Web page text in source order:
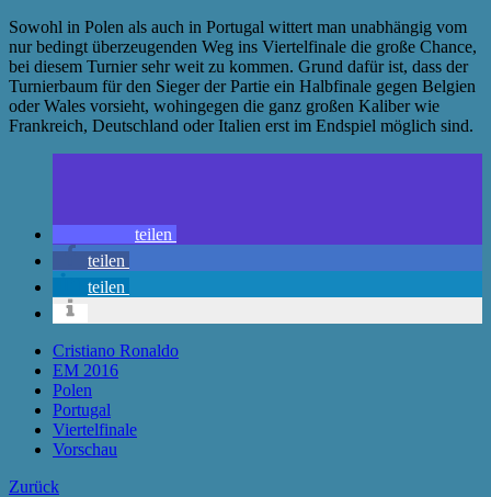
Sowohl in Polen als auch in Portugal wittert man unabhängig vom
nur bedingt überzeugenden Weg ins Viertelfinale die große Chance,
bei diesem Turnier sehr weit zu kommen. Grund dafür ist, dass der
Turnierbaum für den Sieger der Partie ein Halbfinale gegen Belgien
oder Wales vorsieht, wohingegen die ganz großen Kaliber wie
Frankreich, Deutschland oder Italien erst im Endspiel möglich sind.
teilen
teilen
teilen
Cristiano Ronaldo
EM 2016
Polen
Portugal
Viertelfinale
Vorschau
Zurück